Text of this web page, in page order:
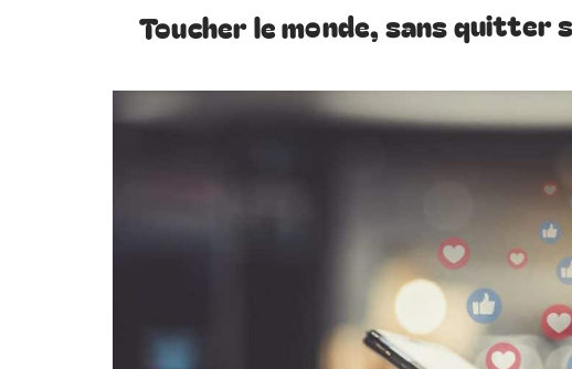
Toucher le monde, sans quitter